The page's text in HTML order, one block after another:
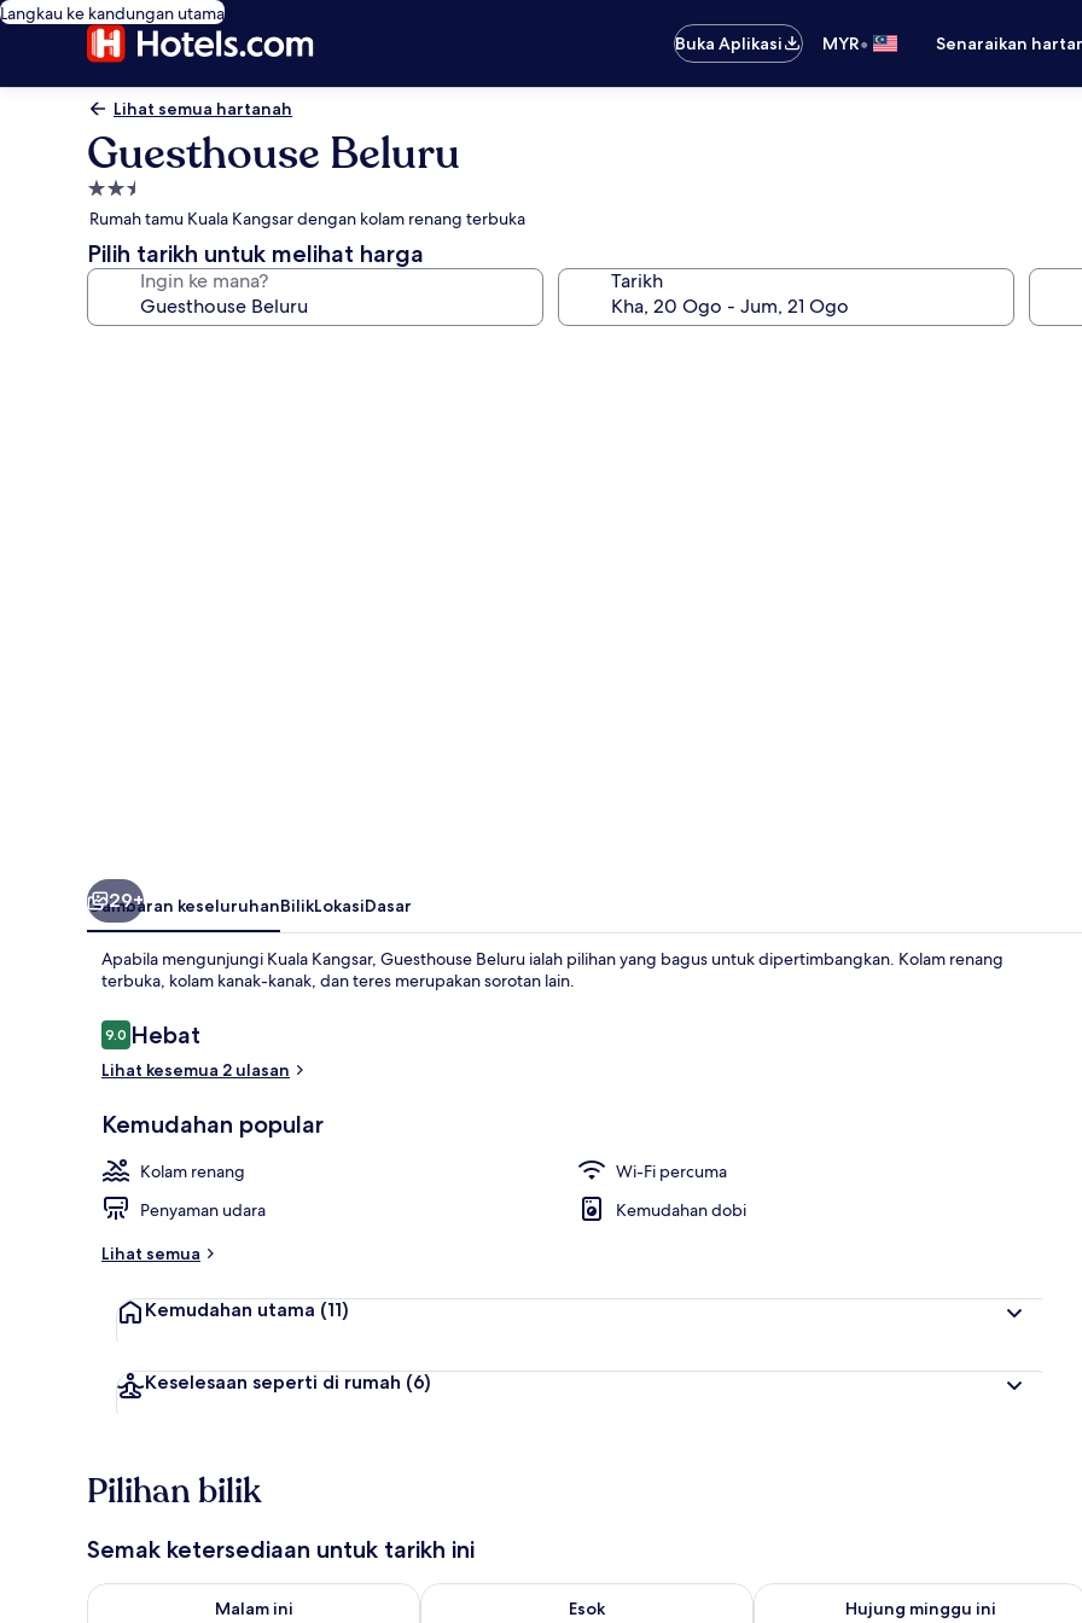
Langkau ke kandungan utama
Buka Aplikasi
MYR• Senaraikan
Lihat semua hartanah
Guesthouse Beluru
Hartanah
2.5
bintang
Rumah tamu Kuala Kangsar dengan kolam renang terbuka
Pilih tarikh untuk melihat harga
Ingin ke mana? Tarikh
Pemandangan udara
29+
Gambaran keseluruhanBilikLokasiDasar
Apabila mengunjungi Kuala Kangsar, Guesthouse Beluru ialah pilihan yang bagus untuk dipertimbangkan. Kolam renang
terbuka, kolam kanak-kanak, dan teres merupakan sorotan lain.
Ulasan
9.09.0 daripada 10
Hebat
Lihat kesemua 2 ulasan
Kemudahan popular
Kolam renang
Wi-Fi percuma
Penyaman udara
Kemudahan dobi
Lihat semua
Kemudahan utama (11)
Keselesaan seperti di rumah (6)
Pilihan bilik
Semak ketersediaan untuk tarikh ini
Malam ini
Semak ketersediaan untuk malam ini Ogo 6 - Ogo 7
Esok
Semak ketersediaan untuk esok Ogo 7 - Ogo 8
Hujung minggu ini
Semak ketersediaan untuk hujung